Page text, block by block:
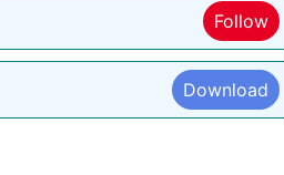
Follow
Download